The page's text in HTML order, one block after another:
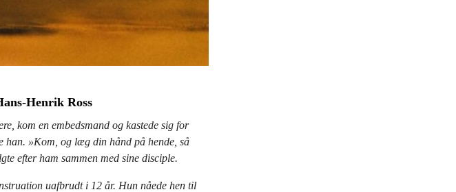
Henrik Ross
kom en embedsmand og kastede sig for
han. »Kom, og læg din hånd på hende, så
efter ham sammen med sine disciple.
uafbrudt i 12 år. Hun nåede hen til